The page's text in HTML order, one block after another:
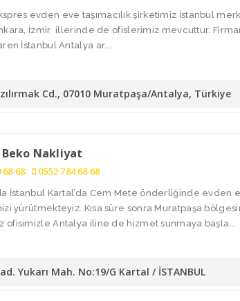
evden eve taşımacılık şirketimiz İstanbul
İzmir illerinde de ofislerimiz mevcuttur.
İstanbul Antalya ar...
Cd., 07010 Muratpaşa/Antalya, Türkiye
Nakliyat
68 68 0552 784 68 68
İstanbul Kartal’da Cem Mete önderliğinde evden
yürütmekteyiz. Kısa süre sonra Muratpaşa
ofisimizle Antalya iline de hizmet sunmaya başla...
Yukarı Mah. No:19/G Kartal / İSTANBUL